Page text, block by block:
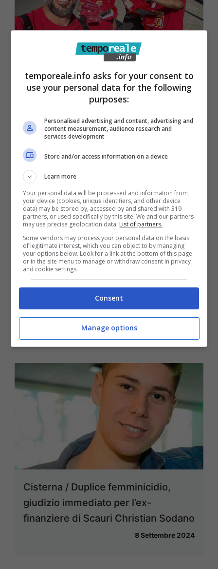
Sud Pontino / Tursimo, arriva la
tappa di “Mettiamo il turismo Sotto
Sopra” della Filcams Cgil [VIDEO]
Sud Pontino / “Mettiamo il turismo
Sotto Sopra”, tour estivo della
Cisterna / Duplice femminicidio,
giudizio immediato per l’ex-
finanziere di Scauri Christian Sodano
8 Settembre 2024
temporeale.info asks for your consent to
use your personal data for the following
purposes:
Personalised advertising and content, advertising and
content measurement, audience research and
services development
Store and/or access information on a device
Learn more
Your personal data will be processed and information from
your device (cookies, unique identifiers, and other device
data) may be stored by, accessed by and shared with 319
partners, or used specifically by this site. We and our partners
may use precise geolocation data. List of partners.
Some vendors may process your personal data on the basis
of legitimate interest, which you can object to by managing
your options below. Look for a link at the bottom of this page
or in the site menu to manage or withdraw consent in privacy
and cookie settings.
Consent
Manage options